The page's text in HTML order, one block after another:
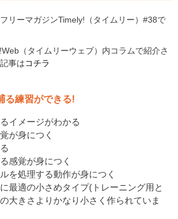
リーマガジンTimely!（タイムリー）#38で
（タイムリーウェブ）内コラムで紹介さ
事はコチラ
る練習ができる!
イメージがわかる
が身につく
感覚が身につく
を処理する動作が身につく
最適の小さめタイプ(トレーニング用と
大きさよりかなり小さく作られていま